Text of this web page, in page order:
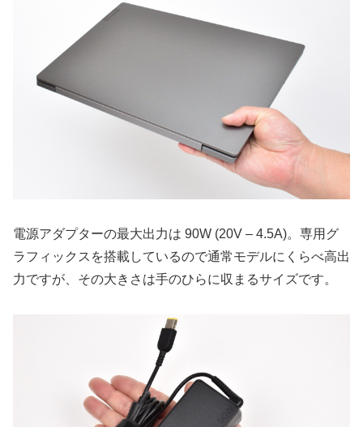
電源アダプターの最大出力は 90W (20V – 4.5A)。専用グ
ラフィックスを搭載しているので通常モデルにくらべ高出
力ですが、その大きさは手のひらに収まるサイズです。